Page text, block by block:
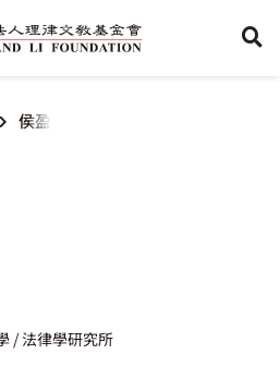
侯盈銀
/ 法律學研究所